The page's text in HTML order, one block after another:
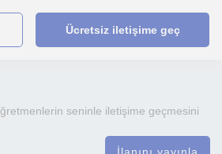
Ücretsiz iletişime geç
seninle iletişime geçmesini